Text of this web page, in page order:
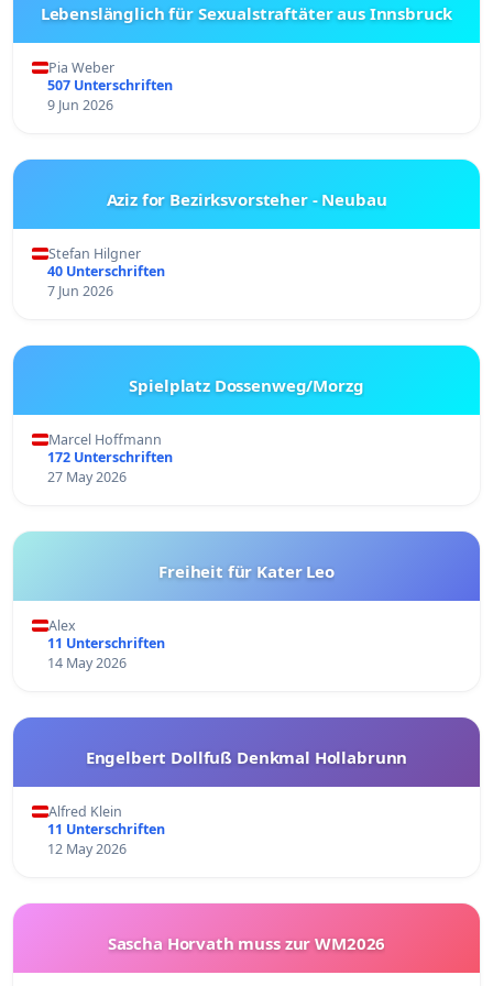
Lebenslänglich für Sexualstraftäter aus Innsbruck
Pia Weber
507 Unterschriften
9 Jun 2026
Aziz for Bezirksvorsteher - Neubau
Stefan Hilgner
40 Unterschriften
7 Jun 2026
Spielplatz Dossenweg/Morzg
Marcel Hoffmann
172 Unterschriften
27 May 2026
Freiheit für Kater Leo
Alex
11 Unterschriften
14 May 2026
Engelbert Dollfuß Denkmal Hollabrunn
Alfred Klein
11 Unterschriften
12 May 2026
Sascha Horvath muss zur WM2026